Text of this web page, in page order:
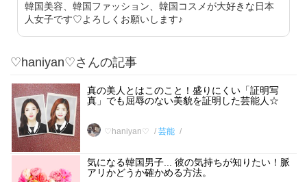
韓国美容、韓国ファッション、韓国コスメが大好きな日本
人女子です♡よろしくお願いします♪
♡haniyan♡さんの記事
真の美人とはこのこと！盛りにくい「証明写
真」でも屈辱のない美貌を証明した芸能人☆
♡haniyan♡ 芸能
気になる韓国男子... 彼の気持ちが知りたい！脈
アリかどうか確かめる方法。